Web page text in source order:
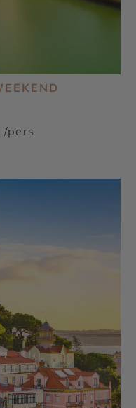
/pers